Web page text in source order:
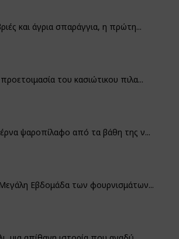
και άγρια σπαράγγια, η πρώτη...
του κασιώτικου πιλα...
ψαροπίλαφο από τα βάθη της ν...
Εβδομάδα των φουρνισμάτων...